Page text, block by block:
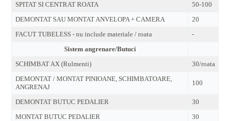
SPITAT SI CENTRAT ROATA
50-100
DEMONTAT SAU MONTAT ANVELOPA + CAMERA
20
FACUT TUBELESS - nu include materiale / roata
-
Sistem angrenare/Butuci
SCHIMBAT AX (Rulmenti)
30/roata
DEMONTAT / MONTAT PINIOANE, SCHIMBATOARE,
ANGRENAJ
100
DEMONTAT BUTUC PEDALIER
30
MONTAT BUTUC PEDALIER
30